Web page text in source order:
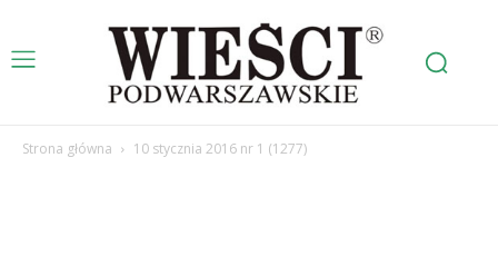
Strona główna 10 stycznia 2016 nr 1 (1277)